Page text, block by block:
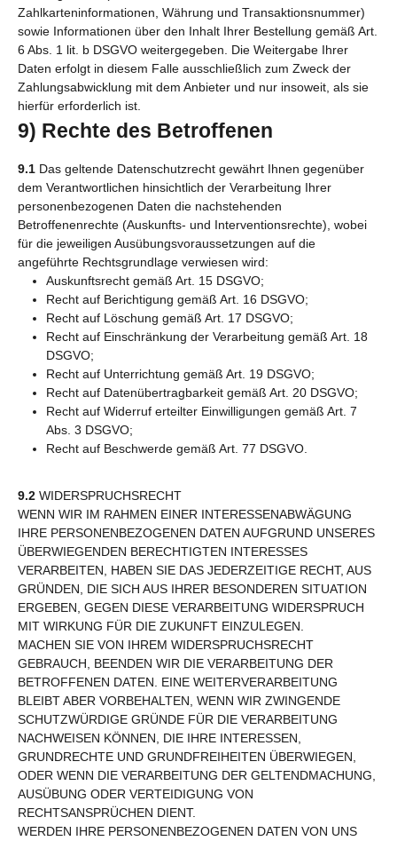
Zahlkarteninformationen, Währung und Transaktionsnummer)
sowie Informationen über den Inhalt Ihrer Bestellung gemäß Art.
6 Abs. 1 lit. b DSGVO weitergegeben. Die Weitergabe Ihrer
Daten erfolgt in diesem Falle ausschließlich zum Zweck der
Zahlungsabwicklung mit dem Anbieter und nur insoweit, als sie
hierfür erforderlich ist.
9) Rechte des Betroffenen
9.1 Das geltende Datenschutzrecht gewährt Ihnen gegenüber
dem Verantwortlichen hinsichtlich der Verarbeitung Ihrer
personenbezogenen Daten die nachstehenden
Betroffenenrechte (Auskunfts- und Interventionsrechte), wobei
für die jeweiligen Ausübungsvoraussetzungen auf die
angeführte Rechtsgrundlage verwiesen wird:
Auskunftsrecht gemäß Art. 15 DSGVO;
Recht auf Berichtigung gemäß Art. 16 DSGVO;
Recht auf Löschung gemäß Art. 17 DSGVO;
Recht auf Einschränkung der Verarbeitung gemäß Art. 18
DSGVO;
Recht auf Unterrichtung gemäß Art. 19 DSGVO;
Recht auf Datenübertragbarkeit gemäß Art. 20 DSGVO;
Recht auf Widerruf erteilter Einwilligungen gemäß Art. 7
Abs. 3 DSGVO;
Recht auf Beschwerde gemäß Art. 77 DSGVO.
9.2 WIDERSPRUCHSRECHT
WENN WIR IM RAHMEN EINER INTERESSENABWÄGUNG
IHRE PERSONENBEZOGENEN DATEN AUFGRUND UNSERES
ÜBERWIEGENDEN BERECHTIGTEN INTERESSES
VERARBEITEN, HABEN SIE DAS JEDERZEITIGE RECHT, AUS
GRÜNDEN, DIE SICH AUS IHRER BESONDEREN SITUATION
ERGEBEN, GEGEN DIESE VERARBEITUNG WIDERSPRUCH
MIT WIRKUNG FÜR DIE ZUKUNFT EINZULEGEN.
MACHEN SIE VON IHREM WIDERSPRUCHSRECHT
GEBRAUCH, BEENDEN WIR DIE VERARBEITUNG DER
BETROFFENEN DATEN. EINE WEITERVERARBEITUNG
BLEIBT ABER VORBEHALTEN, WENN WIR ZWINGENDE
SCHUTZWÜRDIGE GRÜNDE FÜR DIE VERARBEITUNG
NACHWEISEN KÖNNEN, DIE IHRE INTERESSEN,
GRUNDRECHTE UND GRUNDFREIHEITEN ÜBERWIEGEN,
ODER WENN DIE VERARBEITUNG DER GELTENDMACHUNG,
AUSÜBUNG ODER VERTEIDIGUNG VON
RECHTSANSPRÜCHEN DIENT.
WERDEN IHRE PERSONENBEZOGENEN DATEN VON UNS